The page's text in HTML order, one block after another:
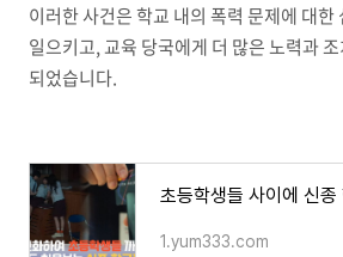
이러한 사건은 학교 내의 폭력 문제에 대한
일으키고, 교육 당국에게 더 많은 노력과
되었습니다.
초등학생들 사이에 신
1.yum333.com